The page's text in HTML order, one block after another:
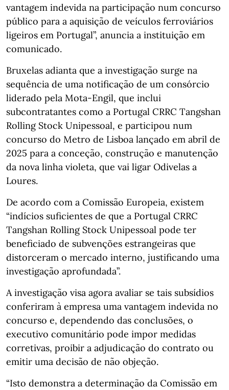
vantagem indevida na participação num concurso
público para a aquisição de veículos ferroviários
ligeiros em Portugal”, anuncia a instituição em
comunicado.
Bruxelas adianta que a investigação surge na
sequência de uma notificação de um consórcio
liderado pela Mota-Engil, que inclui
subcontratantes como a Portugal CRRC Tangshan
Rolling Stock Unipessoal, e participou num
concurso do Metro de Lisboa lançado em abril de
2025 para a conceção, construção e manutenção
da nova linha violeta, que vai ligar Odivelas a
Loures.
De acordo com a Comissão Europeia, existem
“indícios suficientes de que a Portugal CRRC
Tangshan Rolling Stock Unipessoal pode ter
beneficiado de subvenções estrangeiras que
distorceram o mercado interno, justificando uma
investigação aprofundada”.
A investigação visa agora avaliar se tais subsídios
conferiram à empresa uma vantagem indevida no
concurso e, dependendo das conclusões, o
executivo comunitário pode impor medidas
corretivas, proibir a adjudicação do contrato ou
emitir uma decisão de não objeção.
“Isto demonstra a determinação da Comissão em